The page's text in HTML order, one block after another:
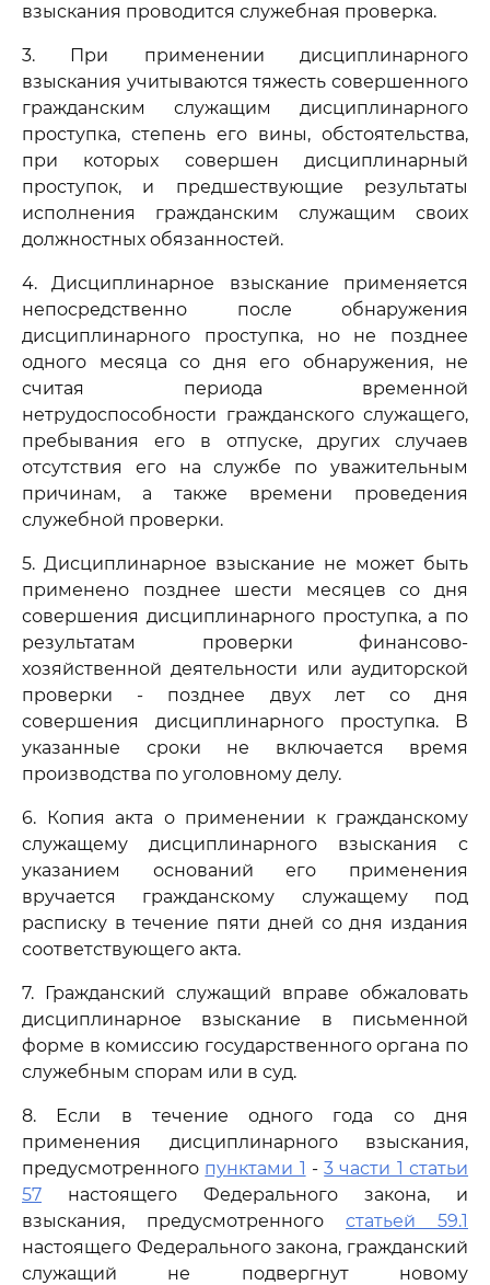
взыскания проводится служебная проверка.
3. При применении дисциплинарного
взыскания учитываются тяжесть совершенного
гражданским служащим дисциплинарного
проступка, степень его вины, обстоятельства,
при которых совершен дисциплинарный
проступок, и предшествующие результаты
исполнения гражданским служащим своих
должностных обязанностей.
4. Дисциплинарное взыскание применяется
непосредственно после обнаружения
дисциплинарного проступка, но не позднее
одного месяца со дня его обнаружения, не
считая периода временной
нетрудоспособности гражданского служащего,
пребывания его в отпуске, других случаев
отсутствия его на службе по уважительным
причинам, а также времени проведения
служебной проверки.
5. Дисциплинарное взыскание не может быть
применено позднее шести месяцев со дня
совершения дисциплинарного проступка, а по
результатам проверки финансово-
хозяйственной деятельности или аудиторской
проверки - позднее двух лет со дня
совершения дисциплинарного проступка. В
указанные сроки не включается время
производства по уголовному делу.
6. Копия акта о применении к гражданскому
служащему дисциплинарного взыскания с
указанием оснований его применения
вручается гражданскому служащему под
расписку в течение пяти дней со дня издания
соответствующего акта.
7. Гражданский служащий вправе обжаловать
дисциплинарное взыскание в письменной
форме в комиссию государственного органа по
служебным спорам или в суд.
8. Если в течение одного года со дня
применения дисциплинарного взыскания,
предусмотренного пунктами 1 -3 части 1 статьи
57 настоящего Федерального закона, и
взыскания, предусмотренного статьей 59.1
настоящего Федерального закона, гражданский
служащий не подвергнут новому